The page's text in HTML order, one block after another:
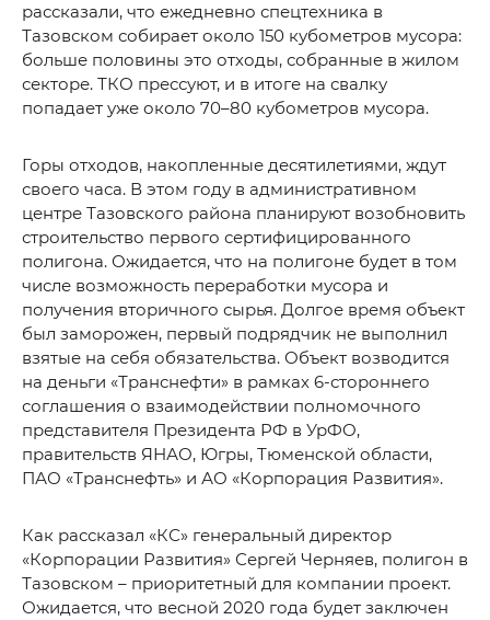
рассказали, что ежедневно спецтехника в
Тазовском собирает около 150 кубометров мусора:
больше половины это отходы, собранные в жилом
секторе. ТКО прессуют, и в итоге на свалку
попадает уже около 70–80 кубометров мусора.
Горы отходов, накопленные десятилетиями, ждут
своего часа. В этом году в административном
центре Тазовского района планируют возобновить
строительство первого сертифицированного
полигона. Ожидается, что на полигоне будет в том
числе возможность переработки мусора и
получения вторичного сырья. Долгое время объект
был заморожен, первый подрядчик не выполнил
взятые на себя обязательства. Объект возводится
на деньги «Транснефти» в рамках 6-стороннего
соглашения о взаимодействии полномочного
представителя Президента РФ в УрФО,
правительств ЯНАО, Югры, Тюменской области,
ПАО «Транснефть» и АО «Корпорация Развития».
Как рассказал «КС» генеральный директор
«Корпорации Развития» Сергей Черняев, полигон в
Тазовском – приоритетный для компании проект.
Ожидается, что весной 2020 года будет заключен